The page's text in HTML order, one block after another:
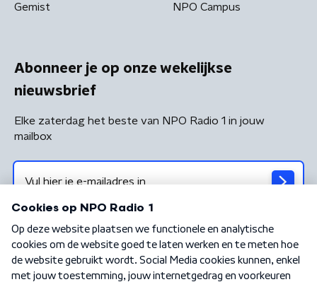
Gemist NPO Campus
Abonneer je op onze wekelijkse
nieuwsbrief
Elke zaterdag het beste van NPO Radio 1 in jouw
mailbox
Algemene voorwaarden